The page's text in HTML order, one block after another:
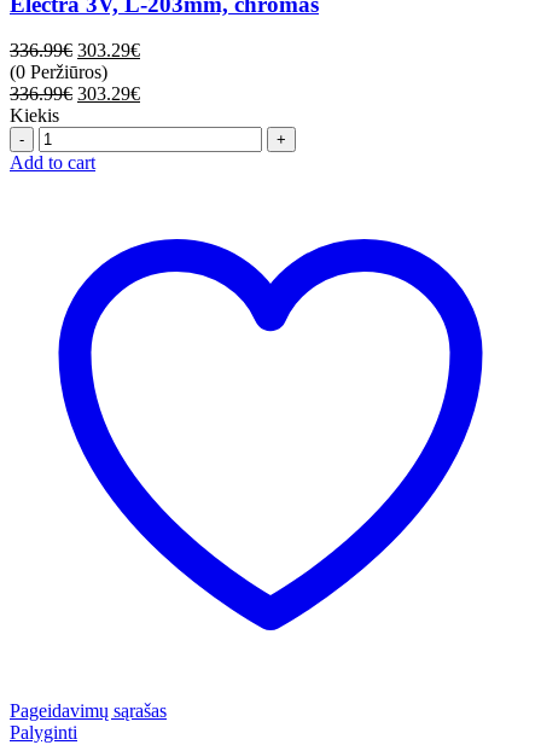
336.99€ 303.29€
(0 Peržiūros)
336.99€ 303.29€
Kiekis
Quantity
Add to cart
Pageidavimų sąrašas
Palyginti